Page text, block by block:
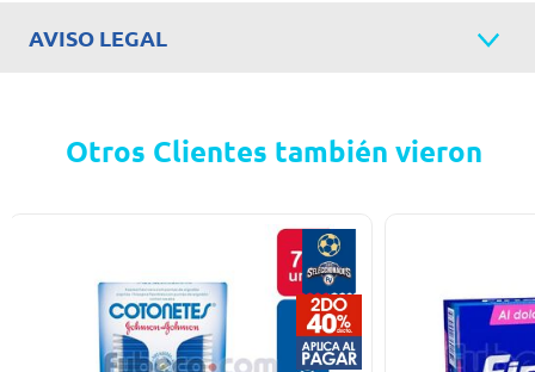
AVISO LEGAL
Otros Clientes también vieron